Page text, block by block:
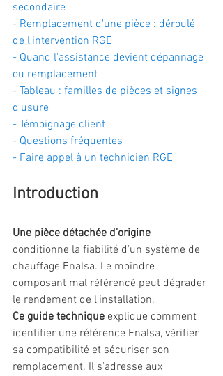
secondaire
- Remplacement d'une pièce : déroulé
de l'intervention RGE
- Quand l'assistance devient dépannage
ou remplacement
- Tableau : familles de pièces et signes
d'usure
- Témoignage client
- Questions fréquentes
- Faire appel à un technicien RGE
Introduction
Une pièce détachée d'origine
conditionne la fiabilité d'un système de
chauffage Enalsa. Le moindre
composant mal référencé peut dégrader
le rendement de l'installation.
Ce guide technique explique comment
identifier une référence Enalsa, vérifier
sa compatibilité et sécuriser son
remplacement. Il s'adresse aux